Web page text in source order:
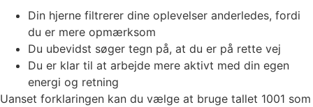
Din hjerne filtrerer dine oplevelser anderledes, fordi
du er mere opmærksom
Du ubevidst søger tegn på, at du er på rette vej
Du er klar til at arbejde mere aktivt med din egen
energi og retning
Uanset forklaringen kan du vælge at bruge tallet 1001 som